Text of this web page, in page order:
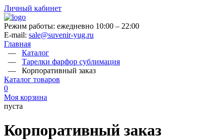
Личный кабинет
Режим работы: ежедневно 10:00 – 22:00
E-mail: sale@suvenir-yug.ru
Главная
— Каталог
— Тарелки фарфор сублимация
— Корпоративный заказ
Каталог товаров
0
Моя корзина
пуста
Корпоративный заказ